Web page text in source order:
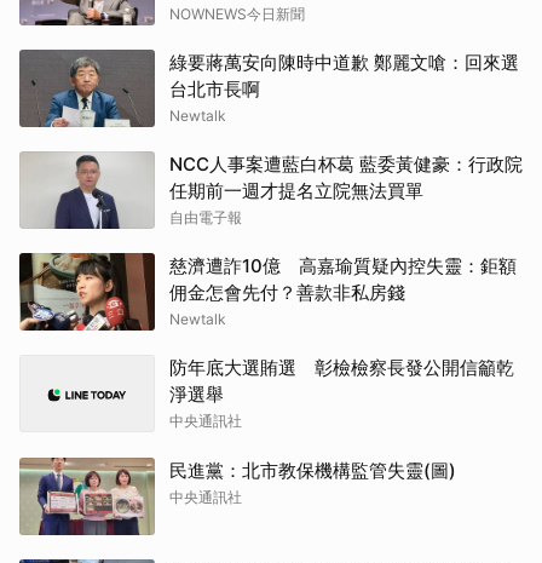
NOWNEWS今日新聞
綠要蔣萬安向陳時中道歉 鄭麗文嗆：回來選
台北市長啊
Newtalk
NCC人事案遭藍白杯葛 藍委黃健豪：行政院
任期前一週才提名立院無法買單
自由電子報
慈濟遭詐10億 高嘉瑜質疑內控失靈：鉅額
佣金怎會先付？善款非私房錢
Newtalk
防年底大選賄選 彰檢檢察長發公開信籲乾
淨選舉
中央通訊社
民進黨：北市教保機構監管失靈(圖)
中央通訊社